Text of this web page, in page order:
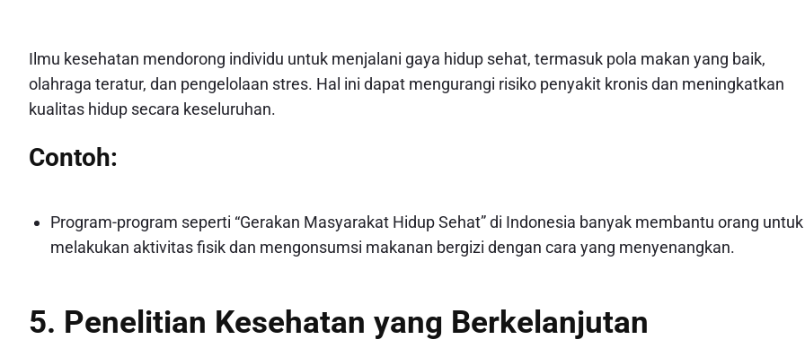
Ilmu kesehatan mendorong individu untuk menjalani gaya hidup sehat, termasuk pola makan yang baik,
olahraga teratur, dan pengelolaan stres. Hal ini dapat mengurangi risiko penyakit kronis dan meningkatkan
kualitas hidup secara keseluruhan.
Contoh:
Program-program seperti “Gerakan Masyarakat Hidup Sehat” di Indonesia banyak membantu orang untuk
melakukan aktivitas fisik dan mengonsumsi makanan bergizi dengan cara yang menyenangkan.
5. Penelitian Kesehatan yang Berkelanjutan